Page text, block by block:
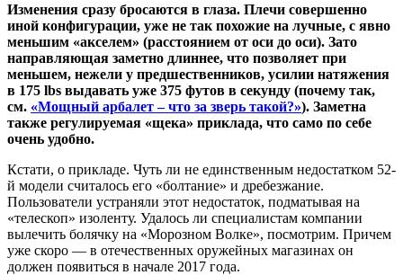
Изменения сразу бросаются в глаза. Плечи совершенно
иной конфигурации, уже не так похожие на лучные, с явно
меньшим «акселем» (расстоянием от оси до оси). Зато
направляющая заметно длиннее, что позволяет при
меньшем, нежели у предшественников, усилии натяжения
в 175 lbs выдавать уже 375 футов в секунду (почему так,
см. «Мощный арбалет – что за зверь такой?»). Заметна
также регулируемая «щека» приклада, что само по себе
очень удобно.
Кстати, о прикладе. Чуть ли не единственным недостатком 52-
й модели считалось его «болтание» и дребезжание.
Пользователи устраняли этот недостаток, подматывая на
«телескоп» изоленту. Удалось ли специалистам компании
вылечить болячку на «Морозном Волке», посмотрим. Причем
уже скоро — в отечественных оружейных магазинах он
должен появиться в начале 2017 года.